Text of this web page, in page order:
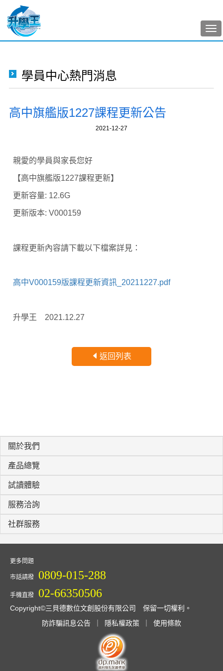
學員中心熱門消息
高中旗艦版1227課程更新公告
2021-12-27
親愛的學員與家長您好
【高中旗艦版1227課程更新】
更新容量: 12.6G
更新版本: V000159
課程更新內容請下載以下檔案詳見：
高中V000159版課程更新資訊_20211227.pdf
升學王 2021.12.27
返回列表
關於我們
產品總覽
試讀體驗
服務洽詢
社群服務
更多問題
市話請撥 0809-015-288
手機直撥 02-66350506
Copyright©三貝德數位文創股份有限公司 保留一切權利。
防詐騙訊息公告
隱私權政策 使用條款